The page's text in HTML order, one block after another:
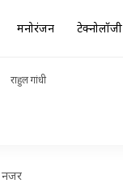
मनोरंजन टेक्नोलॉजी
राहुल गांधी
नजर